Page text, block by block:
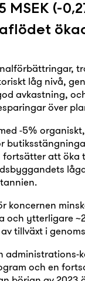
(-
låg nivå,
avkastning,
över
-5%
fortsätter att
koncernen
ytterligare
tillväxt i
och en